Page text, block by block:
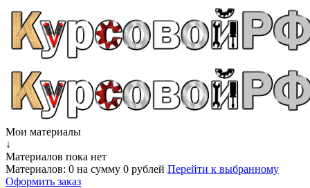
Мои материалы
↓
Материалов пока нет
Материалов: 0 на сумму 0 рублей Перейти к выбранному
Оформить заказ